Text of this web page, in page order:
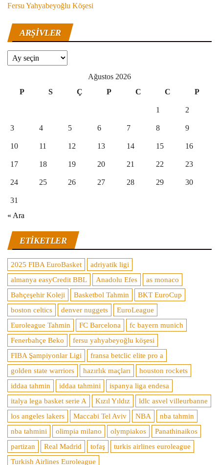
Fersu Yahyabeyoğlu Köşesi
ARŞIVLER
Arşivler
Ağustos 2026
P
S Ç P C C P
1 2
3 4 5 6 7 8 9
10 11 12 13 14 15 16
17 18 19 20 21 22 23
24 25 26 27 28 29 30
31
« Ara
ETIKETLER
2025 FIBA EuroBasket
adriyatik ligi
almanya easyCredit BBL
Anadolu Efes
as monaco
Bahçeşehir Koleji
Basketbol Tahmin
BKT EuroCup
boston celtics
denver nuggets
EuroLeague
Euroleague Tahmin
FC Barcelona
fc bayern munich
Fenerbahçe Beko
fersu yahyabeyoğlu köşesi
FIBA Şampiyonlar Ligi
fransa betclic elite pro a
golden state warriors
hazırlık maçları
houston rockets
iddaa tahmin
iddaa tahmini
ispanya liga endesa
italya lega basket serie A
Kızıl Yıldız
ldlc asvel villeurbanne
los angeles lakers
Maccabi Tel Aviv NBA
nba tahmin
nba tahmini
olimpia milano olympiakos
Panathinaikos
partizan
Real Madrid tofaş
turkis airlines euroleague
Turkish Airlines Euroleague